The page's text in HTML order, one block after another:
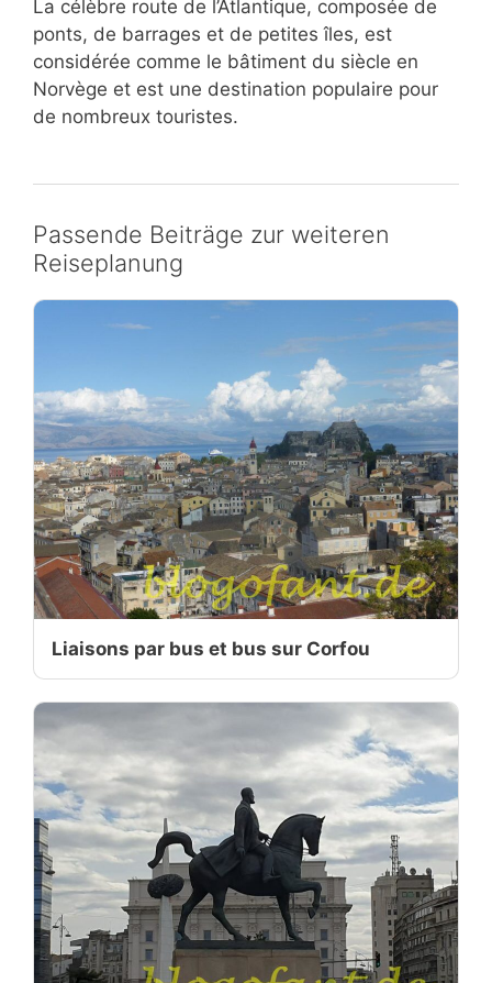
La célèbre route de l’Atlantique, composée de
ponts, de barrages et de petites îles, est
considérée comme le bâtiment du siècle en
Norvège et est une destination populaire pour
de nombreux touristes.
Passende Beiträge zur weiteren
Reiseplanung
Liaisons par bus et bus sur Corfou